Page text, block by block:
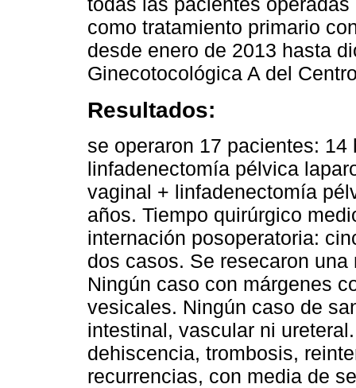
como tratamiento primario
desde enero de 2013 hasta
Ginecotocológica A del
Resultados:
se operaron 17 pacientes:
linfadenectomía pélvica
vaginal + linfadenectomía
años. Tiempo quirúrgico
internación posoperatoria:
dos casos. Se resecaron
Ningún caso con márgenes
vesicales. Ningún caso de
intestinal, vascular ni
dehiscencia, trombosis,
recurrencias, con media de